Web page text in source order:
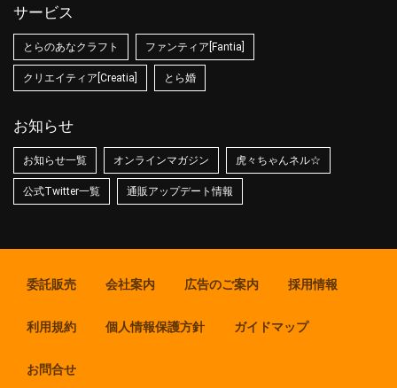
サービス
とらのあなクラフト ファンティア[Fantia]
クリエイティア[Creatia] とら婚
お知らせ
お知らせ一覧 オンラインマガジン 虎々ちゃんネル☆
公式Twitter一覧 通販アップデート情報
委託販売 会社案内 広告のご案内 採用情報
利用規約 個人情報保護方針 ガイドマップ
お問合せ